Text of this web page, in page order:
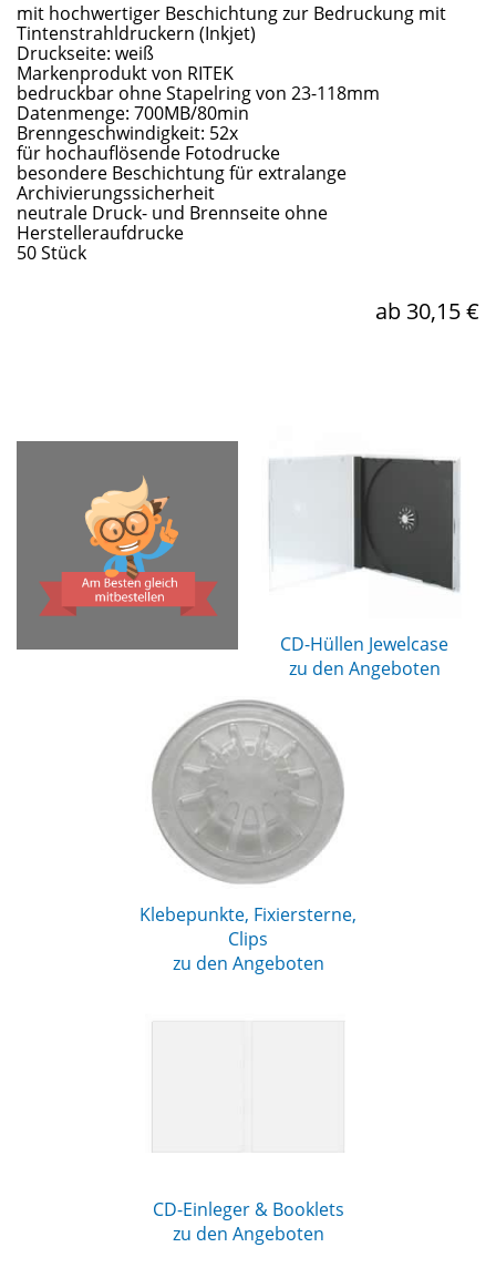
mit hochwertiger Beschichtung zur Bedruckung mit
Tintenstrahldruckern (Inkjet)
Druckseite: weiß
Markenprodukt von RITEK
bedruckbar ohne Stapelring von 23-118mm
Datenmenge: 700MB/80min
Brenngeschwindigkeit: 52x
für hochauflösende Fotodrucke
besondere Beschichtung für extralange
Archivierungssicherheit
neutrale Druck- und Brennseite ohne
Herstelleraufdrucke
50 Stück
ab 30,15 €
CD-Hüllen Jewelcase
zu den Angeboten
Klebepunkte, Fixiersterne,
Clips
zu den Angeboten
CD-Einleger & Booklets
zu den Angeboten